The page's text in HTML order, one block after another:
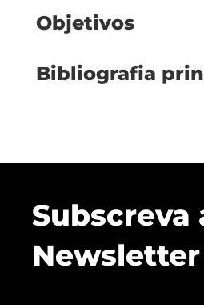
Objetivos
Bibliografia
Subscreva
Newsletter